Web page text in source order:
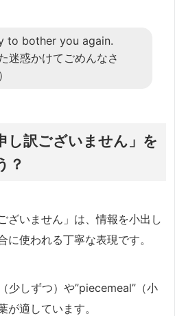
to bother you again.
た迷惑かけてごめんなさ
し訳ございません」を
？
ざいません」は、情報を小出し
に使われる丁寧な表現です。
少しずつ）や”piecemeal”（小
が適しています。